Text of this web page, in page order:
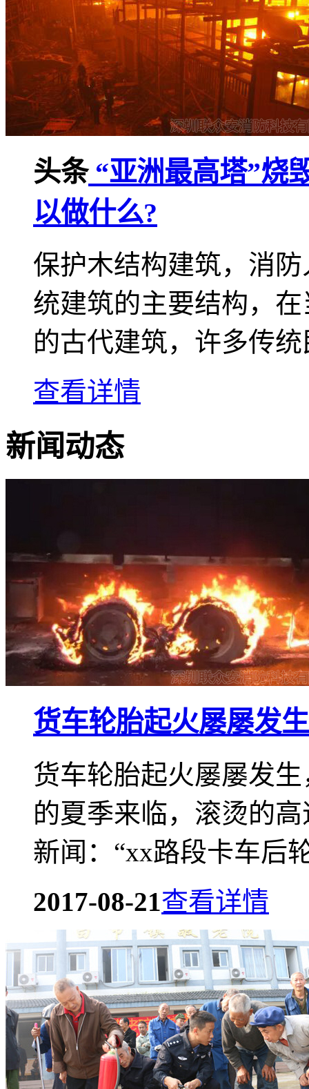
头条“亚洲最高塔”烧
以做什么?
保护木结构建筑，消
统建筑的主要结构，
的古代建筑，许多传
查看详情
新闻动态
货车轮胎起火屡屡发
货车轮胎起火屡屡发
的夏季来临，滚烫的
新闻：“xx路段卡车后
2017-08-21查看详情